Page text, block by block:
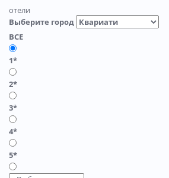
отели
Выберите город
ВСЕ
1*
2*
3*
4*
5*